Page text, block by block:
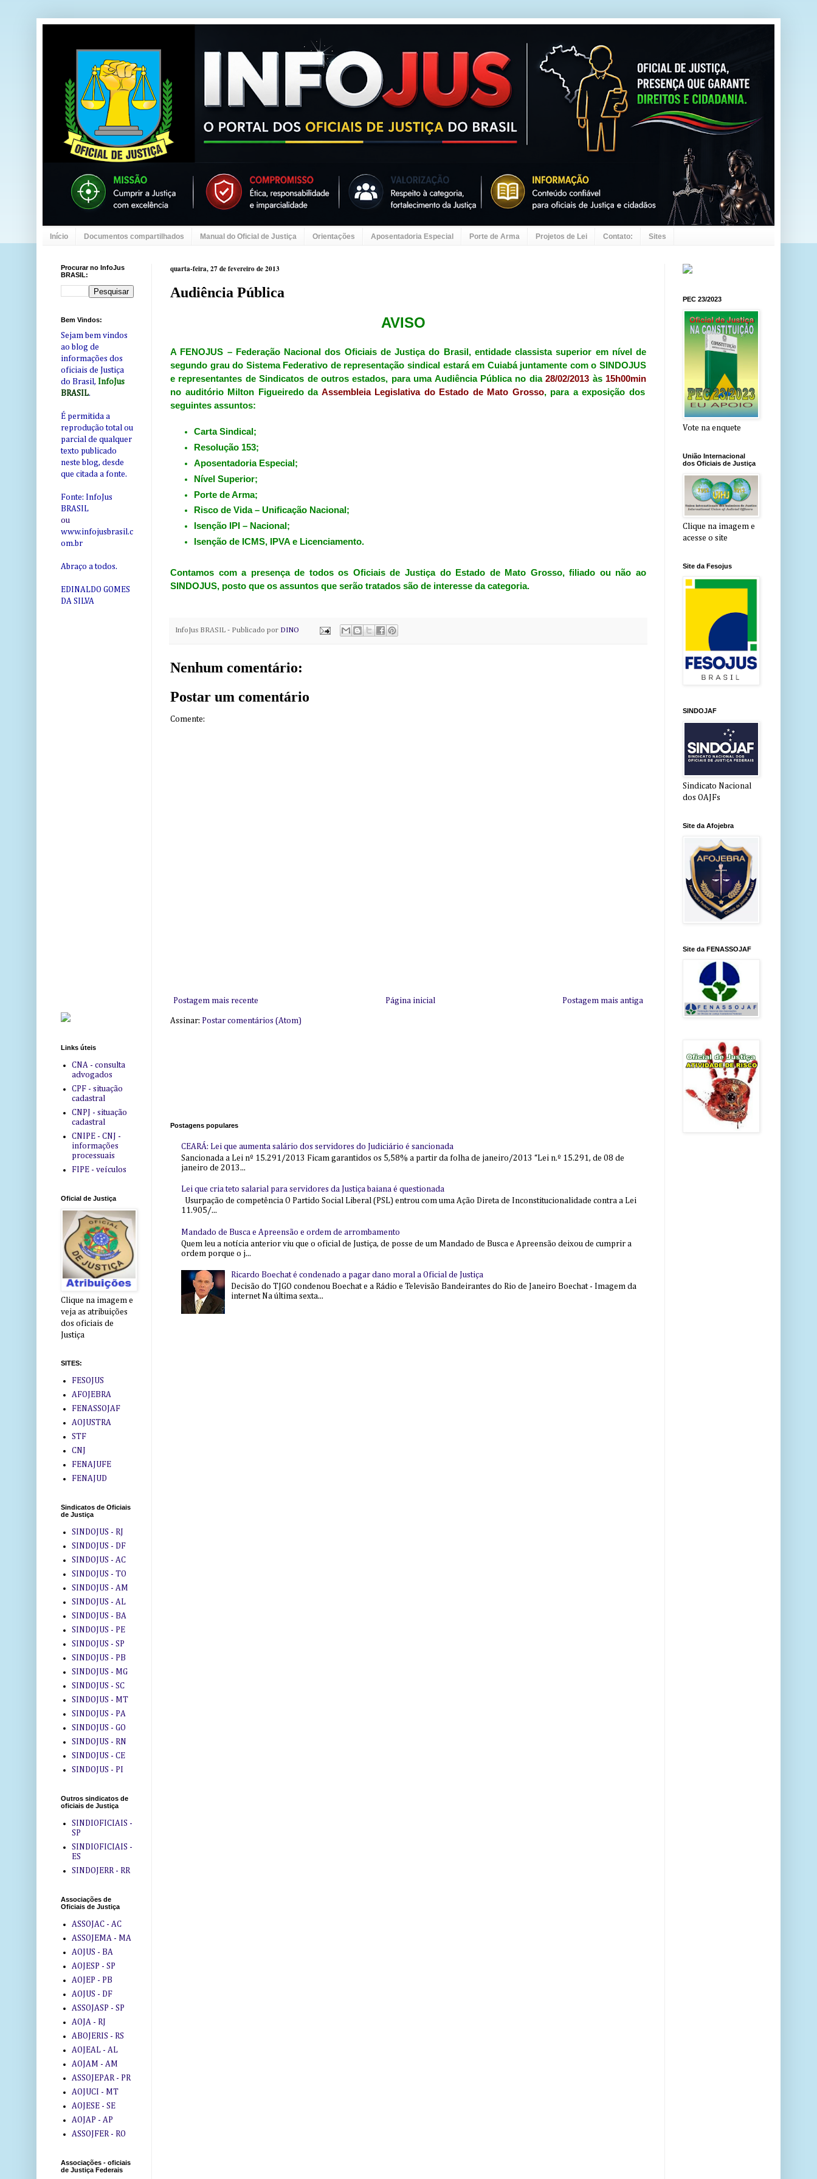
Início Documentos compartilhados Manual do Oficial de Justiça Orientações Aposentadoria Especial Porte de Arma Projetos de Lei Contato: Sites
quarta-feira, 27 de fevereiro de 2013
Audiência Pública
AVISO
A FENOJUS – Federação Nacional dos Oficiais de Justiça do Brasil, entidade classista superior em nível de
segundo grau do Sistema Federativo de representação sindical estará em Cuiabá juntamente com o SINDOJUS
e representantes de Sindicatos de outros estados, para uma Audiência Pública no dia28/02/2013 às 15h00min
no auditório Milton Figueiredo da Assembleia Legislativa do Estado de Mato Grosso, para a exposição dos
seguintes assuntos:
Carta Sindical;
Resolução 153;
Aposentadoria Especial;
Nível Superior;
Porte de Arma;
Risco de Vida – Unificação Nacional;
Isenção IPI – Nacional;
Isenção de ICMS, IPVA e Licenciamento.
Contamos com a presença de todos os Oficiais de Justiça do Estado de Mato Grosso, filiado ou não ao
SINDOJUS, posto que os assuntos que serão tratados são de interesse da categoria.
InfoJus BRASIL - Publicado por DINO
Nenhum comentário:
Postar um comentário
Comente:
Postagem mais recente Postagem mais antiga
Página inicial
Assinar: Postar comentários (Atom)
Postagens populares
CEARÁ: Lei que aumenta salário dos servidores do Judiciário é sancionada
Sancionada a Lei nº 15.291/2013 Ficam garantidos os 5,58% a partir da folha de janeiro/2013 “Lei n.º 15.291, de 08 de
janeiro de 2013...
Lei que cria teto salarial para servidores da Justiça baiana é questionada
Usurpação de competência O Partido Social Liberal (PSL) entrou com uma Ação Direta de Inconstitucionalidade contra a Lei
11.905/...
Mandado de Busca e Apreensão e ordem de arrombamento
Quem leu a notícia anterior viu que o oficial de Justiça, de posse de um Mandado de Busca e Apreensão deixou de cumprir a
ordem porque o j...
Ricardo Boechat é condenado a pagar dano moral a Oficial de Justiça
Decisão do TJGO condenou Boechat e a Rádio e Televisão Bandeirantes do Rio de Janeiro Boechat - Imagem da
internet Na última sexta...
Procurar no InfoJus
BRASIL:
Bem Vindos:
Sejam bem vindos
ao blog de
informações dos
oficiais de Justiça
do Brasil, InfoJus
BRASIL.
É permitida a
reprodução total ou
parcial de qualquer
texto publicado
neste blog, desde
que citada a fonte.
Fonte: InfoJus
BRASIL
ou
www.infojusbrasil.c
om.br
Abraço a todos.
EDINALDO GOMES
DA SILVA
Links úteis
CNA - consulta
advogados
CPF - situação
cadastral
CNPJ - situação
cadastral
CNIPE - CNJ -
informações
processuais
FIPE - veículos
Oficial de Justiça
Clique na imagem e
veja as atribuições
dos oficiais de
Justiça
SITES:
FESOJUS
AFOJEBRA
FENASSOJAF
AOJUSTRA
STF
CNJ
FENAJUFE
FENAJUD
Sindicatos de Oficiais
de Justiça
SINDOJUS - RJ
SINDOJUS - DF
SINDOJUS - AC
SINDOJUS - TO
SINDOJUS - AM
SINDOJUS - AL
SINDOJUS - BA
SINDOJUS - PE
SINDOJUS - SP
SINDOJUS - PB
SINDOJUS - MG
SINDOJUS - SC
SINDOJUS - MT
SINDOJUS - PA
SINDOJUS - GO
SINDOJUS - RN
SINDOJUS - CE
SINDOJUS - PI
Outros sindicatos de
oficiais de Justiça
SINDIOFICIAIS -
SP
SINDIOFICIAIS -
ES
SINDOJERR - RR
Associações de
Oficiais de Justiça
ASSOJAC - AC
ASSOJEMA - MA
AOJUS - BA
AOJESP - SP
AOJEP - PB
AOJUS - DF
ASSOJASP - SP
AOJA - RJ
ABOJERIS - RS
AOJEAL - AL
AOJAM - AM
ASSOJEPAR - PR
AOJUCI - MT
AOJESE - SE
AOJAP - AP
ASSOJFER - RO
Associações - oficiais
de Justiça Federais
PEC 23/2023
Vote na enquete
União Internacional
dos Oficiais de Justiça
Clique na imagem e
acesse o site
Site da Fesojus
SINDOJAF
Sindicato Nacional
dos OAJFs
Site da Afojebra
Site da FENASSOJAF